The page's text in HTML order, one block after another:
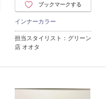
ブックマークする
インナーカラー
担当スタイリスト：グリーン
店 オオタ